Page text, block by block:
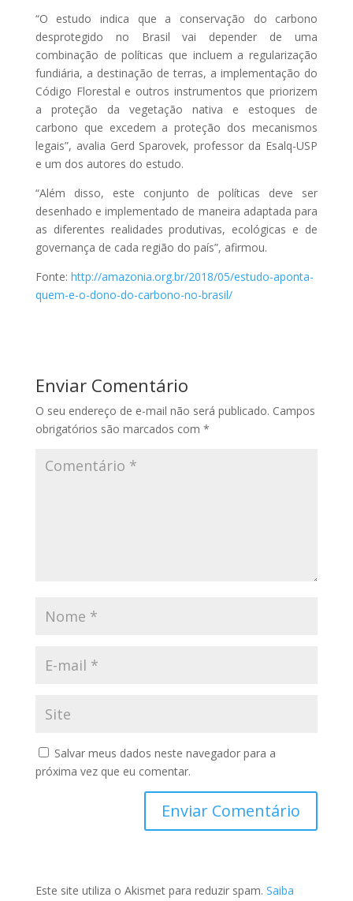
“O estudo indica que a conservação do carbono
desprotegido no Brasil vai depender de uma
combinação de políticas que incluem a regularização
fundiária, a destinação de terras, a implementação do
Código Florestal e outros instrumentos que priorizem
a proteção da vegetação nativa e estoques de
carbono que excedem a proteção dos mecanismos
legais”, avalia Gerd Sparovek, professor da Esalq-USP
e um dos autores do estudo.
“Além disso, este conjunto de políticas deve ser
desenhado e implementado de maneira adaptada para
as diferentes realidades produtivas, ecológicas e de
governança de cada região do país”, afirmou.
Fonte: http://amazonia.org.br/2018/05/estudo-aponta-
quem-e-o-dono-do-carbono-no-brasil/
Enviar Comentário
O seu endereço de e-mail não será publicado. Campos
obrigatórios são marcados com *
Salvar meus dados neste navegador para a
próxima vez que eu comentar.
Este site utiliza o Akismet para reduzir spam. Saiba